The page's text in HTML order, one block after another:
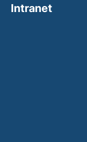
Intranet